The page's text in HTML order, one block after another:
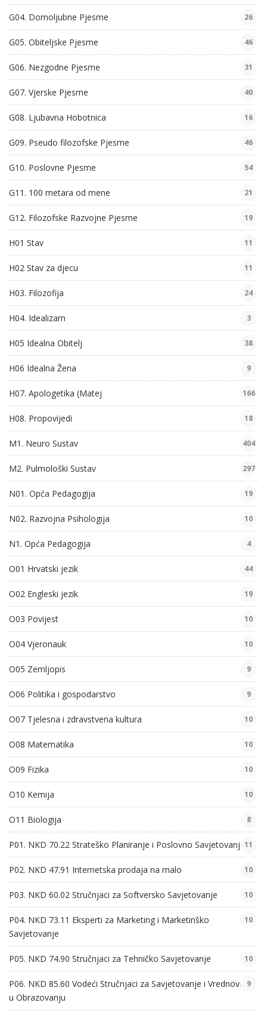
G04. Domoljubne Pjesme 26
G05. Obiteljske Pjesme 46
G06. Nezgodne Pjesme 31
G07. Vjerske Pjesme 40
G08. Ljubavna Hobotnica 16
G09. Pseudo filozofske Pjesme 46
G10. Poslovne Pjesme 54
G11. 100 metara od mene 21
G12. Filozofske Razvojne Pjesme 19
H01 Stav 11
H02 Stav za djecu 11
H03. Filozofija 24
H04. Idealizam 3
H05 Idealna Obitelj 38
H06 Idealna Žena 9
H07. Apologetika (Matej 166
H08. Propovijedi 18
M1. Neuro Sustav 404
M2. Pulmološki Sustav 297
N01. Opća Pedagogija 19
N02. Razvojna Psihologija 10
N1. Opća Pedagogija 4
O01 Hrvatski jezik 44
O02 Engleski jezik 19
O03 Povijest 10
O04 Vjeronauk 10
O05 Zemljopis 9
O06 Politika i gospodarstvo 9
O07 Tjelesna i zdravstvena kultura 10
O08 Matematika 10
O09 Fizika 10
O10 Kemija 10
O11 Biologija 8
P01. NKD 70.22 Strateško Planiranje i Poslovno Savjetovanje11
P02. NKD 47.91 Internetska prodaja na malo 10
P03. NKD 60.02 Stručnjaci za Softversko Savjetovanje 10
P04. NKD 73.11 Eksperti za Marketing i Marketinško
Savjetovanje
10
P05. NKD 74.90 Stručnjaci za Tehničko Savjetovanje 10
P06. NKD 85.60 Vodeći Stručnjaci za Savjetovanje i Vrednovanje
u Obrazovanju
9